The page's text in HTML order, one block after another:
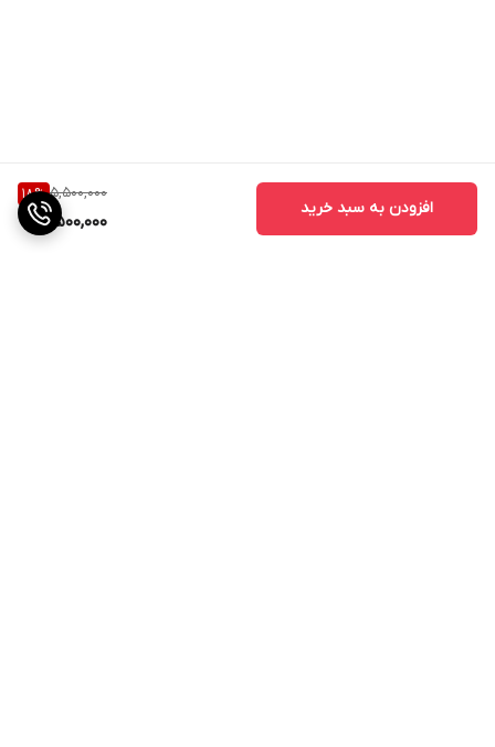
5,500,000
18%
4,500,000
افزودن به سبد خرید